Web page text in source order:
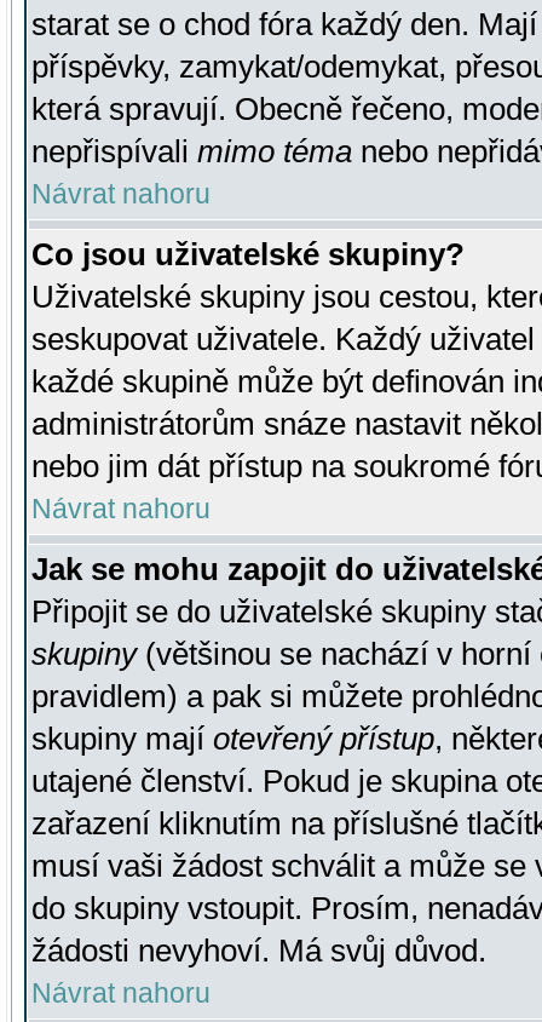
starat se o chod fóra každý den.
příspěvky, zamykat/odemykat,
která spravují. Obecně řečeno,
nepřispívali mimo téma nebo
Návrat nahoru
Co jsou uživatelské skupiny?
Uživatelské skupiny jsou cestou,
seskupovat uživatele. Každý
každé skupině může být definován
administrátorům snáze nastavit
nebo jim dát přístup na soukromé
Návrat nahoru
Jak se mohu zapojit do
Připojit se do uživatelské skupiny
skupiny(většinou se nachází v horní
pravidlem) a pak si můžete
skupiny mají otevřený přístup,
utajené členství. Pokud je skupina
zařazení kliknutím na příslušné
musí vaši žádost schválit a může se
do skupiny vstoupit. Prosím,
žádosti nevyhoví. Má svůj důvod.
Návrat nahoru